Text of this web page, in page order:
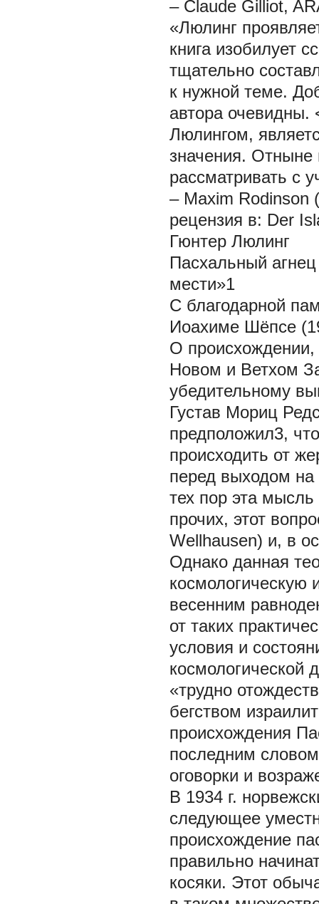
– Claude Gilliot,
«Люлинг
книга изобилует
тщательно
к нужной теме.
автора
Люлингом,
значения. Отныне
рассматривать с
– Maxim Rodinson
рецензия в: Der
Гюнтер Люлинг
Пасхальный
мести»1
С благодарной
Иоахиме Шёпсе
О происхождении,
Новом и Ветхом
убедительному
Густав Мориц
предположил3,
происходить от
перед выходом на
тех пор эта
прочих, этот
Wellhausen) и, в
Однако данная
космологическую
весенним
от таких
условия и
космологической
«трудно
бегством
происхождения
последним
оговорки и
В 1934 г.
следующее
происхождение
правильно
косяки. Этот